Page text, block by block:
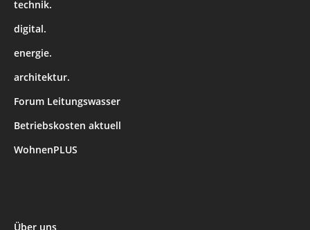
technik.
digital.
energie.
architektur.
Forum Leitungswasser
Betriebskosten aktuell
WohnenPLUS
Über uns